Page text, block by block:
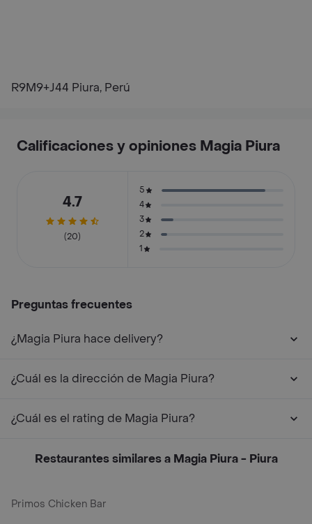
R9M9+J44 Piura, Perú
Calificaciones y opiniones Magia Piura
4.7
(20)
5
4
3
2
1
Preguntas frecuentes
¿Magia Piura hace delivery?
¿Cuál es la dirección de Magia Piura?
¿Cuál es el rating de Magia Piura?
Restaurantes similares a Magia Piura - Piura
Primos Chicken Bar